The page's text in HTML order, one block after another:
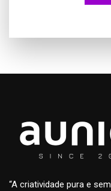
“A criatividade pura e